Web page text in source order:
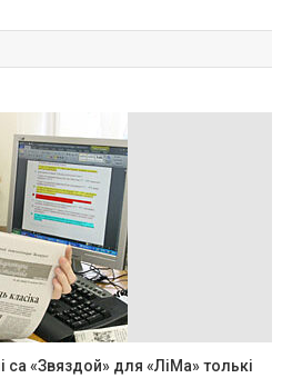
са «Звяздой» для «ЛіМа» толькі